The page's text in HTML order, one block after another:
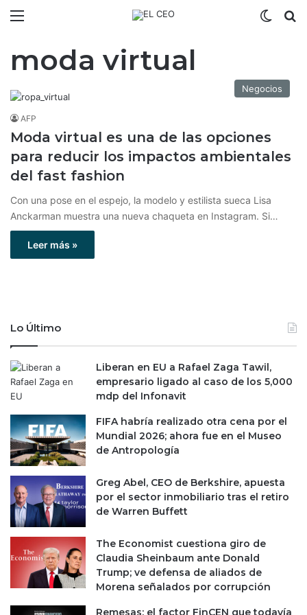
moda virtual
Negocios
AFP
Moda virtual es una de las opciones
para reducir los impactos ambientales
del fast fashion
Con una pose en el espejo, la modelo y estilista sueca Lisa
Anckarman muestra una nueva chaqueta en Instagram. Si…
Leer más »
Lo Último
Liberan en EU a Rafael Zaga Tawil,
empresario ligado al caso de los 5,000
mdp del Infonavit
FIFA habría realizado otra cena por el
Mundial 2026; ahora fue en el Museo
de Antropología
Greg Abel, CEO de Berkshire, apuesta
por el sector inmobiliario tras el retiro
de Warren Buffett
The Economist cuestiona giro de
Claudia Sheinbaum ante Donald
Trump; ve defensa de aliados de
Morena señalados por corrupción
Remesas: el factor FinCEN que todavía